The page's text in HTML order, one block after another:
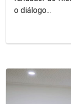
o diálogo...